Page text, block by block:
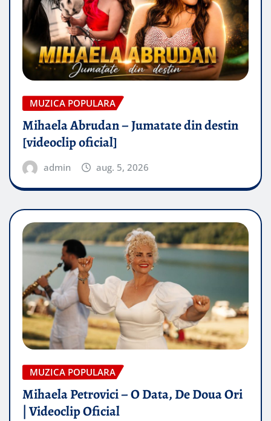
MUZICA POPULARA
Mihaela Abrudan – Jumatate din destin
[videoclip oficial]
admin aug. 5, 2026
MUZICA POPULARA
Mihaela Petrovici – O Data, De Doua Ori
| Videoclip Oficial